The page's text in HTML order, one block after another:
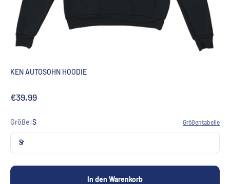
KEN AUTOSOHN HOODIE
Angebot
€39,99
Größe:S Größentabelle
S
In den Warenkorb